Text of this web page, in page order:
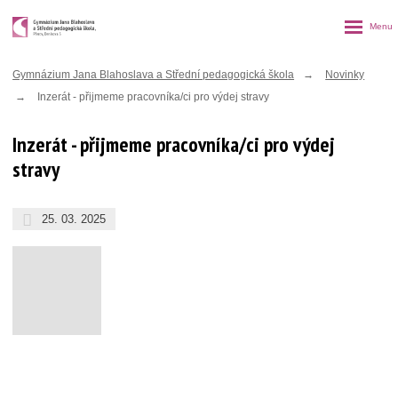
Gymnázium Jana Blahoslava a Střední pedagogická škola
Novinky
Inzerát - přijmeme pracovníka/ci pro výdej stravy
Inzerát - přijmeme pracovníka/ci pro výdej
stravy
25. 03. 2025